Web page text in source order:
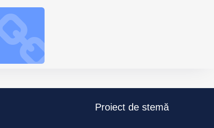
Proiect de stemă